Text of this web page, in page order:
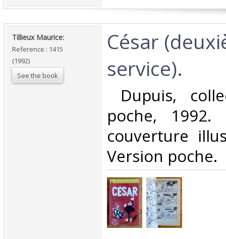
‎Tillieux Maurice: ‎
Reference : 1415
(1992)
See the book
‎César
service). ‎
Dupuis,
poche, 1992.
couverture
Version poche. ‎